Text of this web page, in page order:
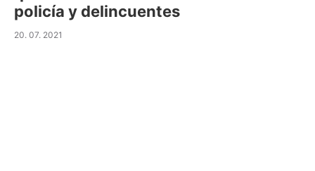
policía y delincuentes
20. 07. 2021